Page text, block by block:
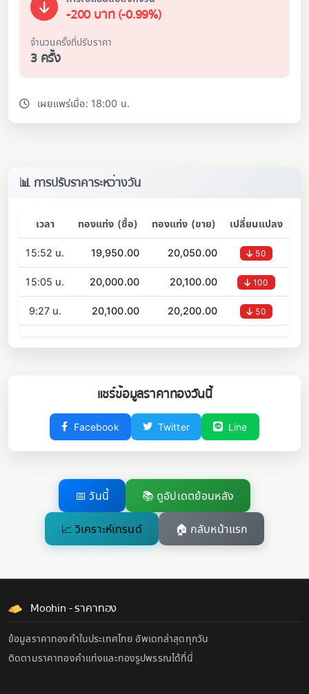
-200 บาท (-0.99%)
จำนวนครั้งที่ปรับราคา
3 ครั้ง
เผยแพร่เมื่อ: 18:00 น.
📊 การปรับราคาระหว่างวัน
เวลา ทองแท่ง (ซื้อ) ทองแท่ง (ขาย) เปลี่ยนแปลง
15:52 น. 19,950.00 20,050.00 50
15:05 น. 20,000.00 20,100.00 100
9:27 น. 20,100.00 20,200.00 50
แชร์ข้อมูลราคาทองวันนี้
Facebook Twitter Line
📅 วันนี้ 📚 ดูอัปเดตย้อนหลัง
📈 วิเคราะห์เทรนด์ 🏠 กลับหน้าแรก
Moohin - ราคาทอง
ข้อมูลราคาทองคำในประเทศไทย อัพเดทล่าสุดทุกวัน
ติดตามราคาทองคำแท่งและทองรูปพรรณได้ที่นี่